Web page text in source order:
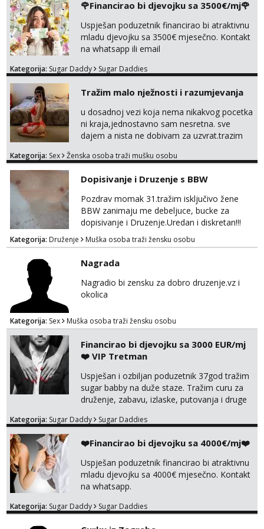
tel:0,93€ - mob:1,12€ min
Ivančica
Čekam tvoj poziv!
- Kod: #108
tel:0,93€ - mob:1,12€ min
Zara
Tel:064/677-677- Kod: #123
tel:0,93€ - mob:1,12€ min
Anđela
Čekam tvoj poziv!
064/677-677- Kod: #142
🌹Financirao bi djevojku sa 3500€/mj🌹
Uspješan poduzetnik financirao bi atraktivnu
mladu djevojku sa 3500€ mjesečno. Kontakt
na whatsapp ili email
Kategorija: Sugar Daddy Sugar Daddies
Tražim malo nježnosti i razumjevanja
u dosadnoj vezi koja nema nikakvog pocetka
ni kraja,jednostavno sam nesretna. sve
dajem a nista ne dobivam za uzvrat.trazim
trazim puno samo malo njeznosti i
poljupce po tijelu koji me jako
pale,obozavam kad muskarac preuzme
kontrolu . javi se :) Klikni na link ispod i nadji
me tamo, cekam te!
Kategorija: Sex Ženska osoba traži mušku osobu
Dopisivanje i Druzenje s BBW
Pozdrav momak 31.tražim isključivo žene
BBW zanimaju me debeljuce, bucke za
dopisivanje i Druzenje.Uredan i diskretan!!!
Kategorija: Druženje Muška osoba traži žensku osobu
Nagrada
Nagradio bi zensku za dobro druzenje.vz i
okolica
Kategorija: Sex Muška osoba traži žensku osobu
Financirao bi djevojku sa 3000 EUR/mj
❤️ VIP Tretman
Uspješan i ozbiljan poduzetnik 37god tražim
sugar babby na duže staze. Tražim curu za
druženje, zabavu, izlaske, putovanja i druge
otvorena, komunikativna, zgodna i atraktivna
markodalic37@gmail.com
Kategorija: Sugar Daddy Sugar Daddies
❤️Financirao bi djevojku sa 4000€/mj❤️
Uspješan poduzetnik financirao bi atraktivnu
mladu djevojku sa 4000€ mjesečno. Kontakt
na whatsapp.
Kategorija: Sugar Daddy Sugar Daddies